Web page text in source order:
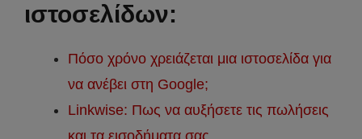
ιστοσελίδων:
Πόσο χρόνο χρειάζεται μια ιστοσελίδα για
να ανέβει στη Google;
Linkwise: Πως να αυξήσετε τις πωλήσεις